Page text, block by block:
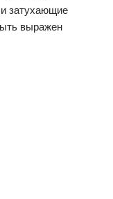
затухающие
выражен